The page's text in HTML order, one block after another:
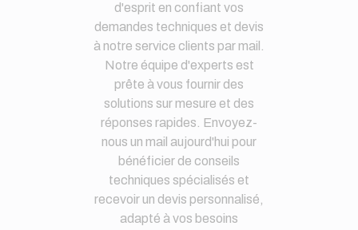
d'esprit en confiant vos
demandes techniques et devis
à notre service clients par mail.
Notre équipe d'experts est
prête à vous fournir des
solutions sur mesure et des
réponses rapides. Envoyez-
nous un mail aujourd'hui pour
bénéficier de conseils
techniques spécialisés et
recevoir un devis personnalisé,
adapté à vos besoins